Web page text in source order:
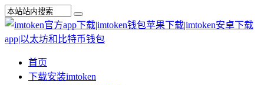
首页
下载安装imtoken